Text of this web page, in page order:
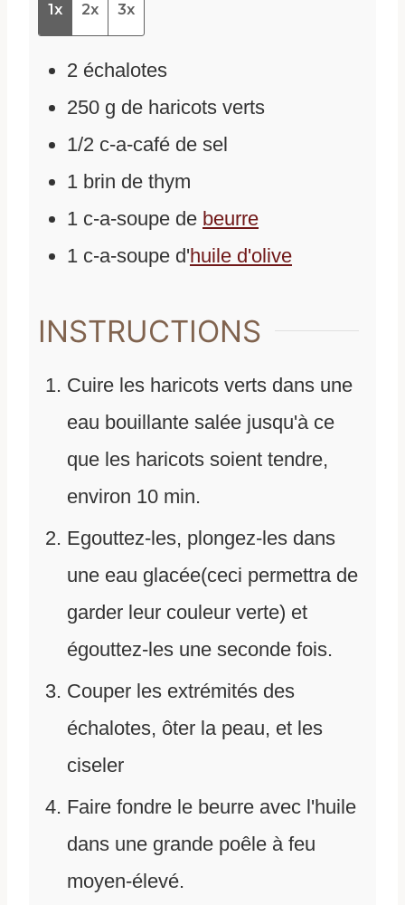
1x 2x 3x
2 échalotes
250 g de haricots verts
1/2 c-a-café de sel
1 brin de thym
1 c-a-soupe de beurre
1 c-a-soupe d'huile d'olive
INSTRUCTIONS
Cuire les haricots verts dans une
eau bouillante salée jusqu'à ce
que les haricots soient tendre,
environ 10 min.
Egouttez-les, plongez-les dans
une eau glacée(ceci permettra de
garder leur couleur verte) et
égouttez-les une seconde fois.
Couper les extrémités des
échalotes, ôter la peau, et les
ciseler
Faire fondre le beurre avec l'huile
dans une grande poêle à feu
moyen-élevé.